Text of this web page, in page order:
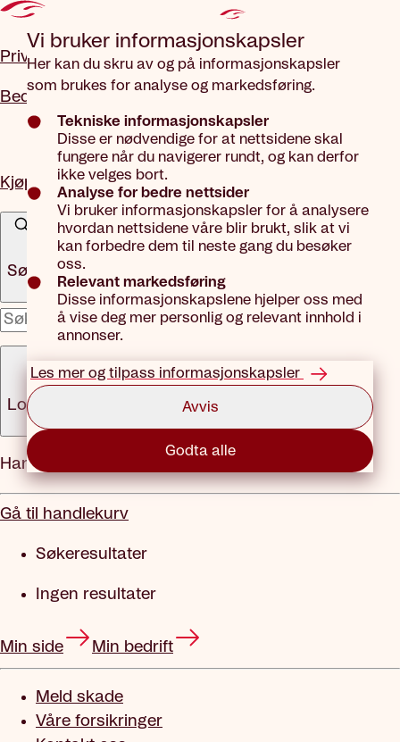
Vi bruker informasjons­kapsler
Her kan du skru av og på informasjonskapsler
som brukes for analyse og markedsføring.
Tekniske informasjonskapsler
Disse er nødvendige for at nettsidene skal
fungere når du navigerer rundt, og kan derfor
ikke velges bort.
Analyse for bedre nettsider
Vi bruker informasjonskapsler for å analysere
hvordan nettsidene våre blir brukt, slik at vi
kan forbedre dem til neste gang du besøker
oss.
Relevant markedsføring
Disse informasjonskapslene hjelper oss med
å vise deg mer personlig og relevant innhold i
annonser.
Les mer og tilpass informasjonskapsler
Avvis
Godta alle
Privat
Bedrift
Kjøp forsikring
Søk
x
Logg inn
Meny
Handlekurv
Gå til handlekurv
Søkeresultater
Ingen resultater
Min side Min bedrift
Meld skade
Våre forsikringer